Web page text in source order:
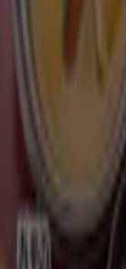
とりあえず
7月１５
8/31 日まで
広告